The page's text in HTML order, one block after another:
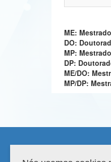
ME:
DO:
MP:
DP:
ME/DO:
MP/DP: